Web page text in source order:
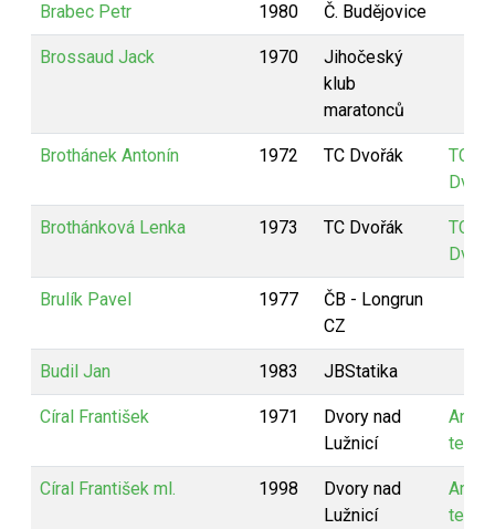
Brabec Petr 1980 Č. Budějovice
Brossaud Jack 1970
Jihočeský
klub
maratonců
Brothánek Antonín 1972 TC Dvořák
TC
Brothánková Lenka 1973 TC Dvořák
TC
Brulík Pavel 1977
ČB - Longrun
CZ
Budil Jan 1983 JBStatika
Círal František 1971
Dvory nad
Lužnicí
Anča
team
Círal František ml. 1998
Dvory nad
Lužnicí
Anča
team